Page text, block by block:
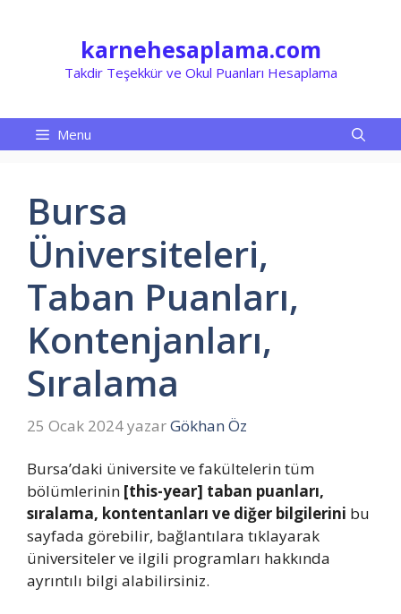
karnehesaplama.com
Takdir Teşekkür ve Okul Puanları Hesaplama
Menu
Bursa
Üniversiteleri,
Taban Puanları,
Kontenjanları,
Sıralama
25 Ocak 2024yazarGökhan Öz
Bursa’daki üniversite ve fakültelerin tüm
bölümlerinin [this-year] taban puanları,
sıralama, kontentanları ve diğer bilgilerini bu
sayfada görebilir, bağlantılara tıklayarak
üniversiteler ve ilgili programları hakkında
ayrıntılı bilgi alabilirsiniz.